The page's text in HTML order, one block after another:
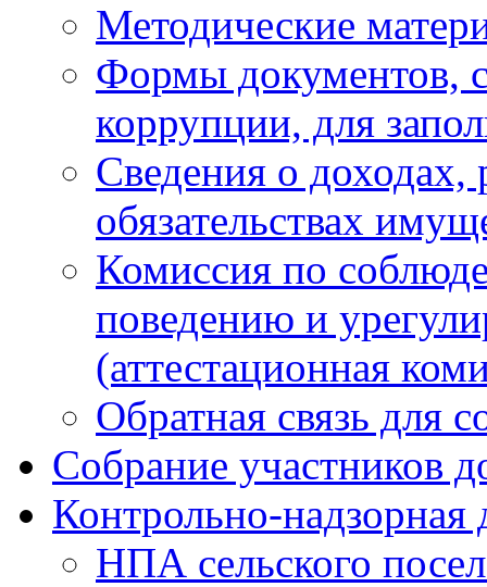
Методические
Формы документов,
коррупции, для
Сведения о доходах,
обязательствах
Комиссия по
поведению и
(аттестационная
Обратная связь для
Собрание участников
Контрольно-надзорная
НПА сельского